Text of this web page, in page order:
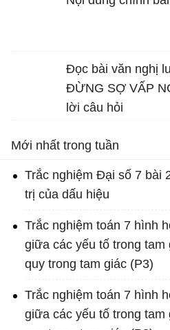
vệ môi trường
Đọc bài văn nghị
ĐỪNG SỢ VẤP
lời câu hỏi
Mới nhất trong tuần
Trắc nghiệm Đại số 7 bài
trị của dấu hiệu
Trắc nghiệm toán 7 hình
giữa các yếu tố trong
quy trong tam giác (P3)
Trắc nghiệm toán 7 hình
giữa các yếu tố trong